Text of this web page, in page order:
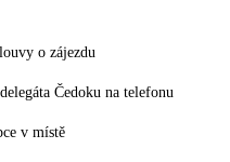
o zájezdu
Čedoku na telefonu
v místě